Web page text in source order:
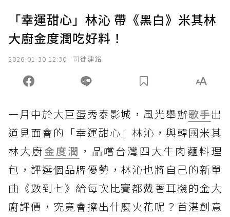
「幸運甜心」林沁 帶《黑白》米其林
大廚金度潤吃好料！
2026-01-30 12:30 司徒建銘
一月中於大巨蛋秀泰影城，風光舉辦歌手出
道見面會的「幸運甜心」林沁，與韓國米其
林大廚 金度潤 ，品嚐台灣四大牛肉麵料理
包，評選個品牌優勢，林沁也將自己的新單
曲《數到七》給每次比賽都戴著耳機的金大
廚評價，究竟會擦出什麼火花呢？首湛創意